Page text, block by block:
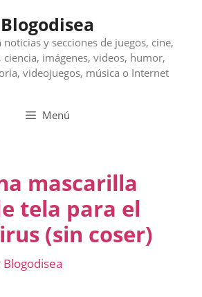
Blogodisea
y secciones de juegos, cine,
imágenes, videos, humor,
videojuegos, música o Internet
Menú
mascarilla
tela para el
(sin coser)
Blogodisea